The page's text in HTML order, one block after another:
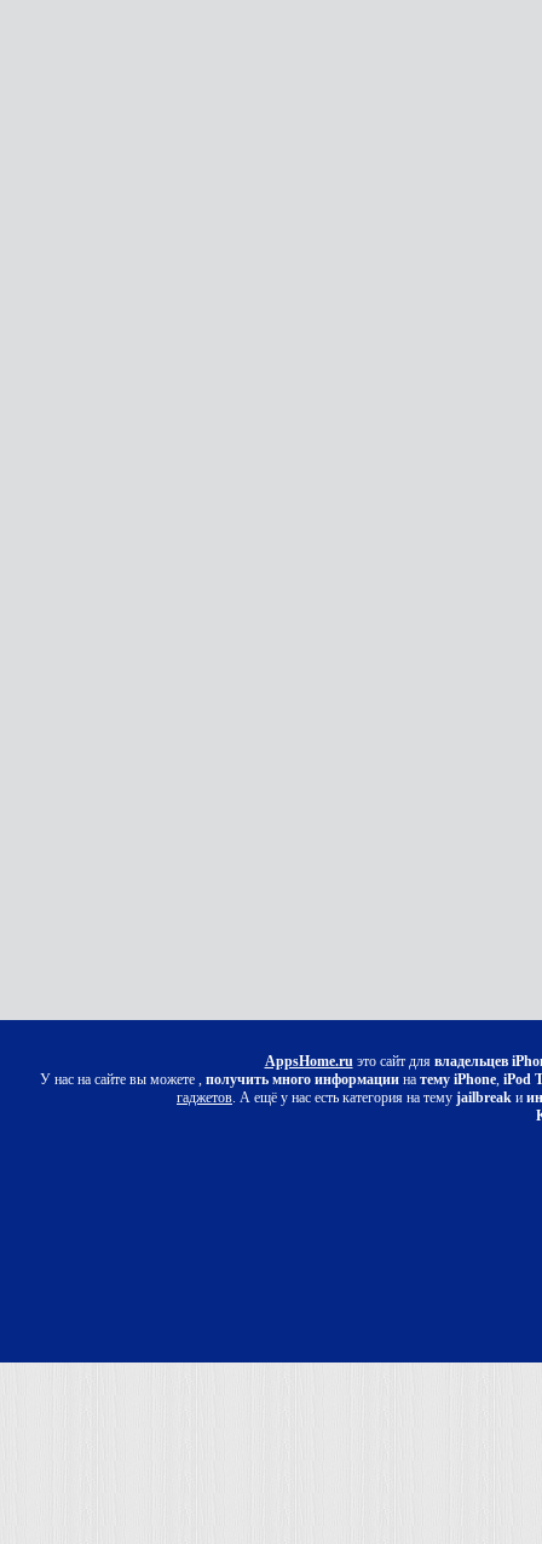
AppsHome.ruэто сайт для владельцев
У нас на сайте вы можете , получить много информациина тему iPhone,iPod
гаджетов. А ещё у нас есть категория на тему jailbreak и